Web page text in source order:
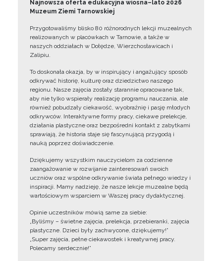
Najnowsza oferta edukacyjna wiosna–lato 2026
Muzeum Ziemi Tarnowskiej
Przygotowaliśmy blisko 80 różnorodnych lekcji muzealnych
realizowanych w placówkach w Tarnowie, a także w
naszych oddziałach w Dołędze, Wierzchosławicach i
Zalipiu.
To doskonała okazja, by w inspirujący i angażujący sposób
odkrywać historię, kulturę oraz dziedzictwo naszego
regionu. Nasze zajęcia zostały starannie opracowane tak,
aby nie tylko wspierały realizację programu nauczania, ale
również pobudzały ciekawość, wyobraźnię i pasję młodych
odkrywców. Interaktywne formy pracy, ciekawe prelekcje,
działania plastyczne oraz bezpośredni kontakt z zabytkami
sprawiają, że historia staje się fascynującą przygodą i
nauką poprzez doświadczenie.
Dziękujemy wszystkim nauczycielom za codzienne
zaangażowanie w rozwijanie zainteresowań swoich
uczniów oraz wspólne odkrywanie świata pełnego wiedzy i
inspiracji. Mamy nadzieję, że nasze lekcje muzealne będą
wartościowym wsparciem w Waszej pracy dydaktycznej.
Opinie uczestników mówią same za siebie:
„Byliśmy – świetne zajęcia, prelekcja, przebieranki, zajęcia
plastyczne. Dzieci były zachwycone, dziękujemy!”
„Super zajęcia, pełne ciekawostek i kreatywnej pracy.
Polecamy serdecznie!”